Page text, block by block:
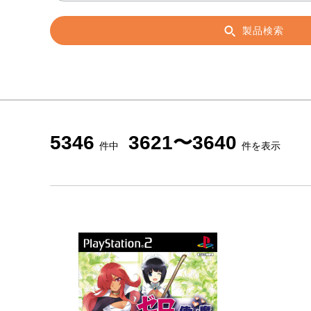
製品検索
5346 件中 3621〜3640 件を表示